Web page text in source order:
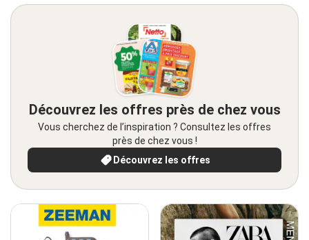
Découvrez les offres près de chez vous
Vous cherchez de l’inspiration ? Consultez les offres
près de chez vous !
Découvrez les offres